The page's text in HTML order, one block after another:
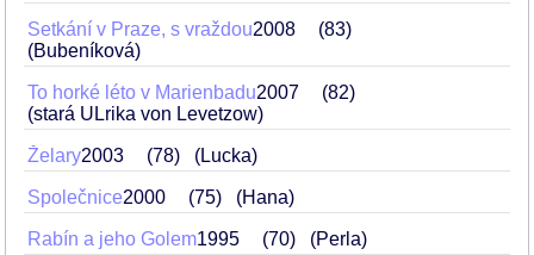
Setkání v Praze, s vraždou2008
83
(Bubeníková)
To horké léto v Marienbadu2007
82
(stará ULrika von Levetzow)
Želary2003 78 (Lucka)
Společnice2000 75 (Hana)
Rabín a jeho Golem1995 70 (Perla)